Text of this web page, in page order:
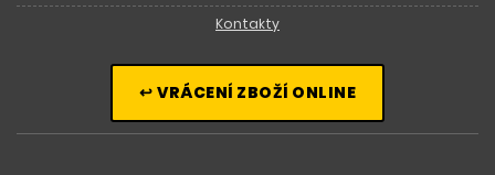
Kontakty
↩ VRÁCENÍ ZBOŽÍ ONLINE